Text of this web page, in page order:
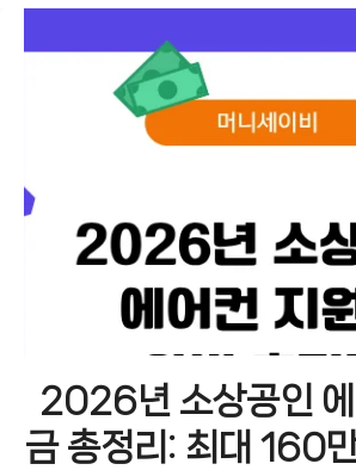
2026년 소상공인
금 총정리: 최대 160